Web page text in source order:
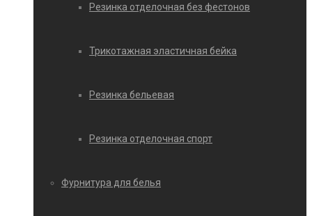
Резинка отделочная без фестонов
Трикотажная эластичная бейка
Резинка бельевая
Резинка отделочная спорт
Фурнитура для белья